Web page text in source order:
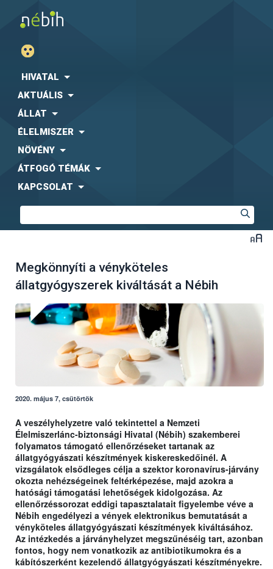
HIVATAL
AKTUÁLIS
ÁLLAT
ÉLELMISZER
NÖVÉNY
ÁTFOGÓ TÉMÁK
KAPCSOLAT
Megkönnyíti a vényköteles
állatgyógyszerek kiváltását a Nébih
2020. május 7, csütörtök
A veszélyhelyzetre való tekintettel a Nemzeti
Élelmiszerlánc-biztonsági Hivatal (Nébih) szakemberei
folyamatos támogató ellenőrzéseket tartanak az
állatgyógyászati készítmények kiskereskedőinél. A
vizsgálatok elsődleges célja a szektor koronavírus-járvány
okozta nehézségeinek feltérképezése, majd azokra a
hatósági támogatási lehetőségek kidolgozása. Az
ellenőrzéssorozat eddigi tapasztalatait figyelembe véve a
Nébih engedélyezi a vények elektronikus bemutatását a
vényköteles állatgyógyászati készítmények kiváltásához.
Az intézkedés a járványhelyzet megszűnéséig tart, azonban
fontos, hogy nem vonatkozik az antibiotikumokra és a
kábítószerként kezelendő állatgyógyászati készítményekre.